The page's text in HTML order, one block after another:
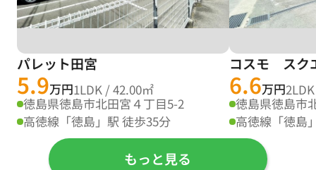
パレット田宮
5.9万円1LDK / 42.00㎡
徳島県徳島市北田宮４丁目5-2
高徳線「徳島」駅 徒歩35分
コスモ ス
6.6万円
徳島県徳島市
高徳線「徳島
もっと見る